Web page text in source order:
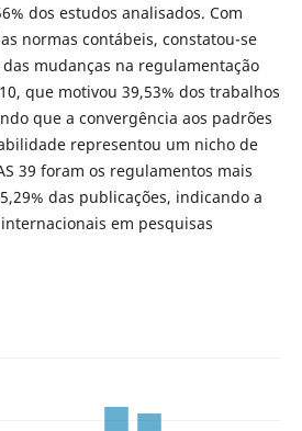
dos estudos analisados. Com
normas contábeis, constatou-se
mudanças na regulamentação
que motivou 39,53% dos trabalhos
que a convergência aos padrões
representou um nicho de
39 foram os regulamentos mais
das publicações, indicando a
em pesquisas